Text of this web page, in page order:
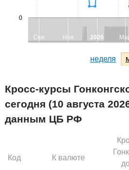
Сен Ноя 2026
0
неделя
Кросс-курсы
сегодня (10 августа
данным ЦБ РФ
Код К валюте